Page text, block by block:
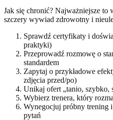
Jak się chronić? Najważniejsze
szczery wywiad zdrowotny i
Sprawdź certyfikaty i
praktyki)
Przeprowadź rozmowę o
standardem
Zapytaj o przykładowe
zdjęcia przed/po)
Unikaj ofert „tanio, szybko,
Wybierz trenera, który
Wynegocjuj próbny trening
pytań